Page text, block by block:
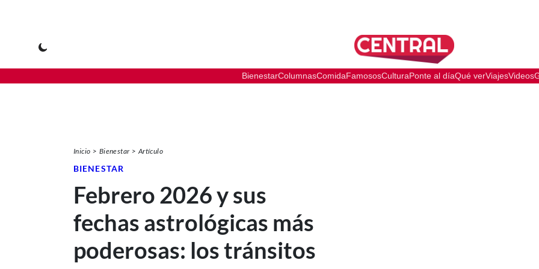
BienestarColumnasComidaFamososCulturaPonte al díaQué verViajesVideos
Inicio Bienestar Artículo
BIENESTAR
Febrero 2026 y sus
fechas astrológicas más
poderosas: los tránsitos